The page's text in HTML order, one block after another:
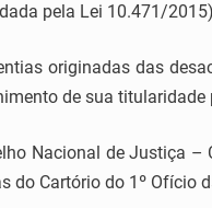
pela Lei 10.471/
originadas das
de sua
Nacional de Justiça –
do Cartório do 1º Ofício